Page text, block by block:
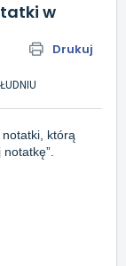
w
Drukuj
którą